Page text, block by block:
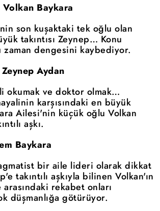
Baykara
son kuşaktaki tek oğlu olan
takıntısı Zeynep… Konu
zaman dengesini kaybediyor.
Aydan
okumak ve doktor olmak…
karşısındaki en büyük
Ailesi'nin küçük oğlu Volkan
aşkı.
Baykara
bir aile lideri olarak dikkat
takıntılı aşkıyla bilinen Volkan'ın
rekabet onları
düşmanlığa götürüyor.